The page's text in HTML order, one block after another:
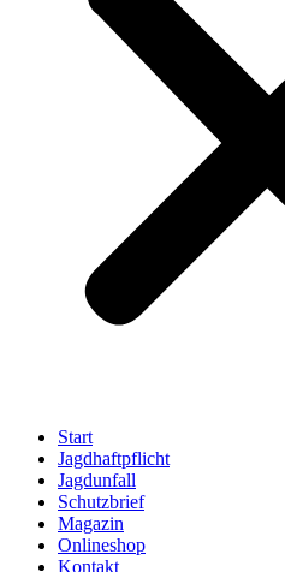
Start
Jagdhaftpflicht
Jagdunfall
Schutzbrief
Magazin
Onlineshop
Kontakt